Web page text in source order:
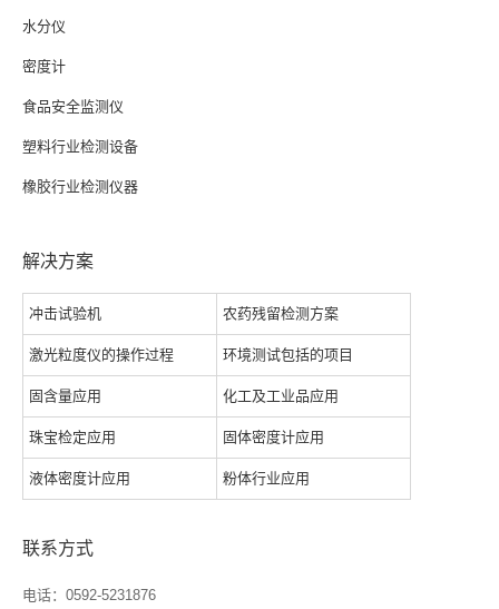
水分仪
密度计
食品安全监测仪
塑料行业检测设备
橡胶行业检测仪器
解决方案
冲击试验机 农药残留检测方案
激光粒度仪的操作过程 环境测试包括的项目
固含量应用 化工及工业品应用
珠宝检定应用 固体密度计应用
液体密度计应用 粉体行业应用
联系方式
电话：0592-5231876